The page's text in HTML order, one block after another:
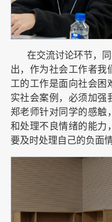
在交流讨论环节，
出，作为社会工作者我
工的工作是面向社会困
实社会案例，必须加强
郑老师针对同学的感触
和处理不良情绪的能力
要及时处理自己的负面